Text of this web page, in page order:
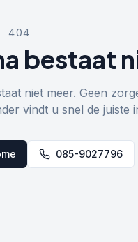
404
bestaat
niet meer. Geen
vindt u snel de juiste
085-9027796